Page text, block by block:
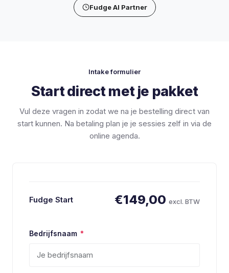
Fudge AI Partner
Intake formulier
Start direct met je pakket
Vul deze vragen in zodat we na je bestelling direct van
start kunnen. Na betaling plan je je sessies zelf in via de
online agenda.
Fudge Start €149,00 excl. BTW
Bedrijfsnaam *